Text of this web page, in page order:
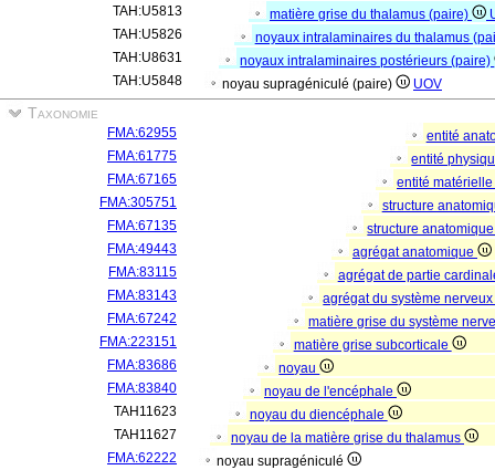
TAH:U5813
matière grise du thalamus (paire)
TAH:U5826
noyaux intralaminaires du thalamus
TAH:U8631
noyaux intralaminaires postérieurs (paire)
TAH:U5848
noyau supragéniculé (paire) UOV
Taxonomie
FMA:62955
entité
FMA:61775
entité
FMA:67165
entité matérielle
FMA:305751
structure
FMA:67135
structure
FMA:49443
agrégat anatomique
FMA:83115
agrégat de partie
FMA:83143
agrégat du système
FMA:67242
matière grise du système
FMA:223151
matière grise subcorticale
FMA:83686
noyau
FMA:83840
noyau de l'encéphale
TAH11623
noyau du diencéphale
TAH11627
noyau de la matière grise du thalamus
FMA:62222
noyau supragéniculé